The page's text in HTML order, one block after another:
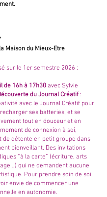
Maison du Mieux-Etre
sur le 1er semestre 2026 :
de 16h à 17h30 avec Sylvie
du Journal Créatif:
avec le Journal Créatif pour
ses batteries, et se
tout en douceur et en
de connexion à soi,
de détente en petit groupe dans
bienveillant. Des invitations
“à la carte” (écriture, arts
qui ne demandent aucune
Pour prendre soin de soi
envie de commencer une
en autonomie.